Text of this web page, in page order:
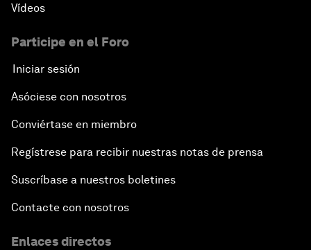
Vídeos
Participe en el Foro
Iniciar sesión
Asóciese con nosotros
Conviértase en miembro
Regístrese para recibir nuestras notas de prensa
Suscríbase a nuestros boletines
Contacte con nosotros
Enlaces directos